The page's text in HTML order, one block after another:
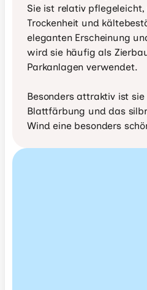
Sie ist relativ
Trockenheit und
eleganten Erscheinung
wird sie häufig als
Parkanlagen verwendet.
Besonders attraktiv ist
Blattfärbung und das
Wind eine besonders